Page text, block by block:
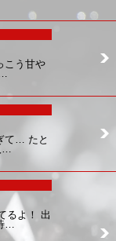
こう甘や
て… たと
るよ！ 出
…